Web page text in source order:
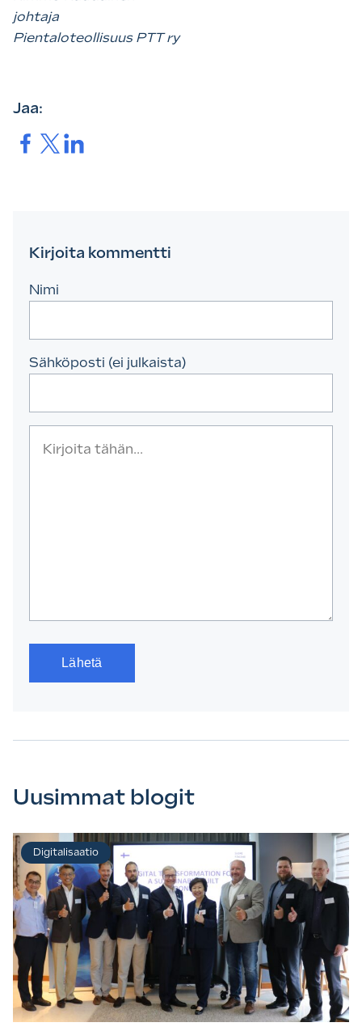
johtaja
Pientaloteollisuus PTT ry
Jaa:
Jaa. Jaa.Jaa.
Kirjoita kommentti
Nimi
Sähköposti (ei julkaista)
Uusimmat blogit
Digitalisaatio